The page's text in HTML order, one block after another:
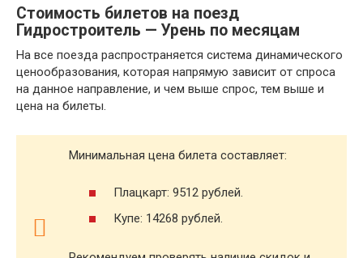
Стоимость билетов на поезд
Гидростроитель — Урень по месяцам
На все поезда распространяется система динамического
ценообразования, которая напрямую зависит от спроса
на данное направление, и чем выше спрос, тем выше и
цена на билеты.
Минимальная цена билета составляет:
Плацкарт: 9512 рублей.
Купе: 14268 рублей.